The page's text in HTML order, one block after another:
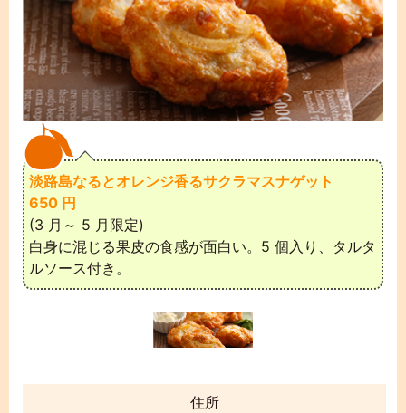
淡路島なるとオレンジ香るサクラマスナゲット
650 円
(3 月～ 5 月限定)
白身に混じる果皮の食感が面白い。5 個入り、タルタ
ルソース付き。
住所